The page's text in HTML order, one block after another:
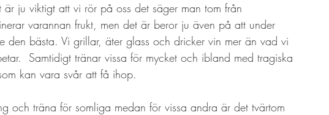
ju viktigt att vi rör på oss det säger man tom från
varannan frukt, men det är beror ju även på att under
den bästa. Vi grillar, äter glass och dricker vin mer än vad vi
Samtidigt tränar vissa för mycket och ibland med tragiska
kan vara svår att få ihop.
och träna för somliga medan för vissa andra är det tvärtom